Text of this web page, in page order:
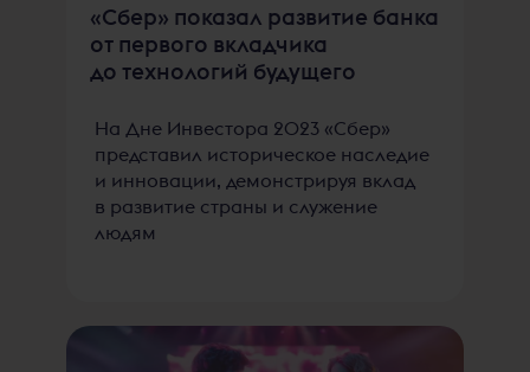
«Сбер» показал развитие банка
от первого вкладчика
до технологий будущего
На Дне Инвестора 2023 «Сбер»
представил историческое наследие
и инновации, демонстрируя вклад
в развитие страны и служение
людям